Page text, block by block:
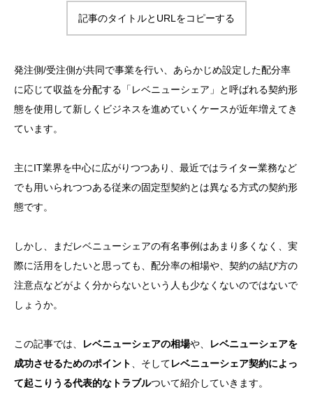
記事のタイトルとURLをコピーする
発注側/受注側が共同で事業を行い、あらかじめ設定した配分率
に応じて収益を分配する「レベニューシェア」と呼ばれる契約形
態を使用して新しくビジネスを進めていくケースが近年増えてき
ています。
主にIT業界を中心に広がりつつあり、最近ではライター業務など
でも用いられつつある従来の固定型契約とは異なる方式の契約形
態です。
しかし、まだレベニューシェアの有名事例はあまり多くなく、実
際に活用をしたいと思っても、配分率の相場や、契約の結び方の
注意点などがよく分からないという人も少なくないのではないで
しょうか。
この記事では、 レベニューシェアの相場や、
レベニューシェアを
成功させるためのポイント
、そしてレベニューシェア契約によっ
て起こりうる代表的なトラブルついて紹介していきます。